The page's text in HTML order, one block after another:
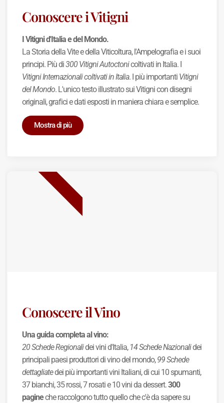
Conoscere i Vitigni
I Vitigni d'Italia e del Mondo.
La Storia della Vite e della Viticoltura, l'Ampelografia e i suoi
principi. Più di300 Vitigni Autoctonicoltivati in Italia. I
Vitigni Internazionali coltivati in Italia. I più importanti Vitigni
del Mondo. L'unico testo illustrato sui Vitigni con disegni
originali, grafici e dati esposti in maniera chiara e semplice.
Mostra di più
Conoscere il Vino
Una guida completa al vino:
20 Schede Regionalidei vini d'Italia, 14 Schede Nazionalidei
principali paesi produttori di vino del mondo,99 Schede
dettagliatedei più importanti vini Italiani, di cui 10 spumanti,
37 bianchi, 35 rossi, 7 rosati e 10 vini da dessert.300
pagineche raccolgono tutto quello che c'è da sapere su
BEST SELLER